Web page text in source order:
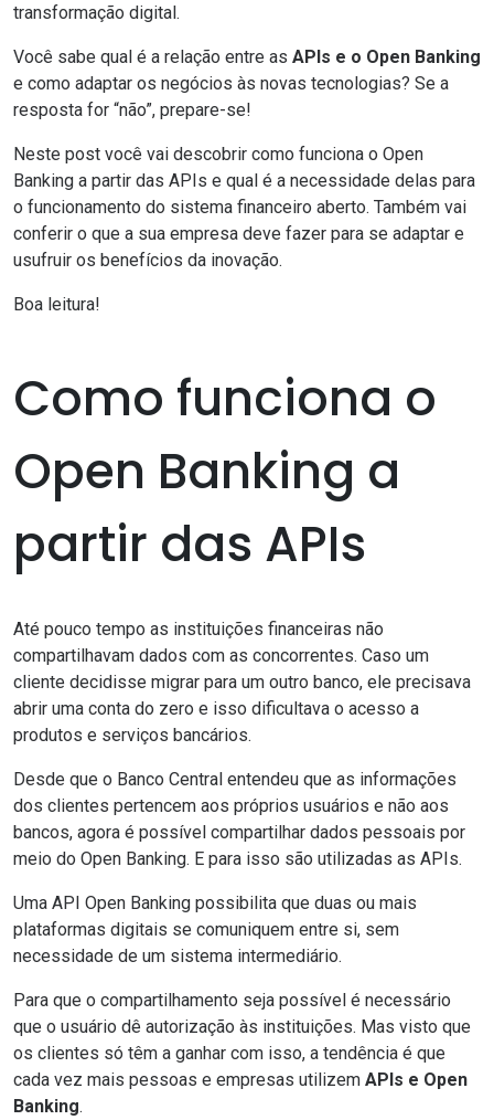
transformação digital.
Você sabe qual é a relação entre as APIs e o Open Banking
e como adaptar os negócios às novas tecnologias? Se a
resposta for “não”, prepare-se!
Neste post você vai descobrir como funciona o Open
Banking a partir das APIs e qual é a necessidade delas para
o funcionamento do sistema financeiro aberto. Também vai
conferir o que a sua empresa deve fazer para se adaptar e
usufruir os benefícios da inovação.
Boa leitura!
Como funciona o
Open Banking a
partir das APIs
Até pouco tempo as instituições financeiras não
compartilhavam dados com as concorrentes. Caso um
cliente decidisse migrar para um outro banco, ele precisava
abrir uma conta do zero e isso dificultava o acesso a
produtos e serviços bancários.
Desde que o Banco Central entendeu que as informações
dos clientes pertencem aos próprios usuários e não aos
bancos, agora é possível compartilhar dados pessoais por
meio do Open Banking. E para isso são utilizadas as APIs.
Uma API Open Banking possibilita que duas ou mais
plataformas digitais se comuniquem entre si, sem
necessidade de um sistema intermediário.
Para que o compartilhamento seja possível é necessário
que o usuário dê autorização às instituições. Mas visto que
os clientes só têm a ganhar com isso, a tendência é que
cada vez mais pessoas e empresas utilizem APIs e Open
Banking.